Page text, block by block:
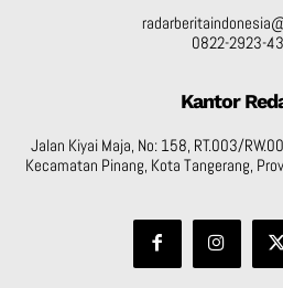
0822-2923-
Kantor
Jalan Kiyai Maja, No: 158, RT.003/
Kecamatan Pinang, Kota Tangerang,